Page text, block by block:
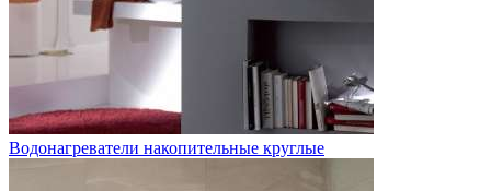
Водонагреватели накопительные круглые